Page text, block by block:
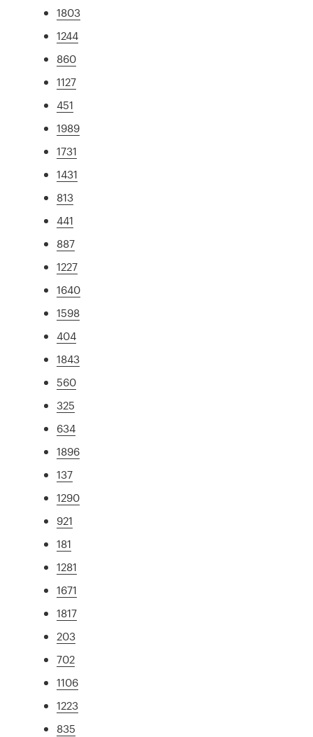
1803
1244
860
1127
451
1989
1731
1431
813
441
887
1227
1640
1598
404
1843
560
325
634
1896
137
1290
921
181
1281
1671
1817
203
702
1106
1223
835